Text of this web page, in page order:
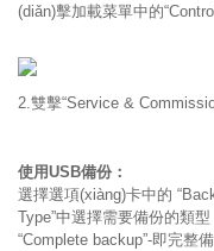
(diǎn)擊加載菜單中的
2.雙擊“Service &
使用USB備份：
選擇選項(xiàng)卡中的
Type”中選擇需要備份的類
“Complete backup”-即完整